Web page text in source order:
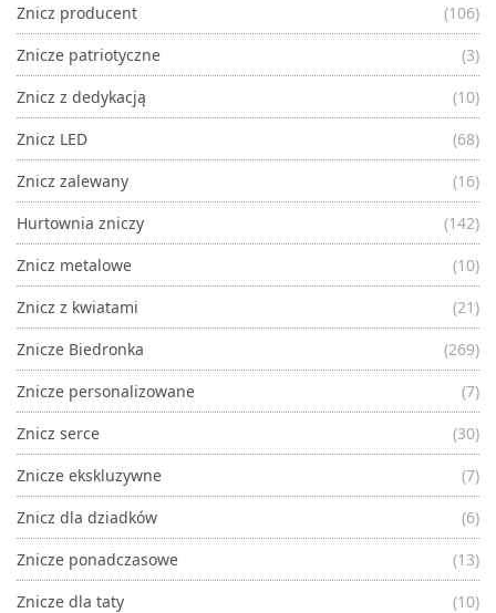
Znicz producent
(106)
Znicze patriotyczne
(3)
Znicz z dedykacją
(10)
Znicz LED
(68)
Znicz zalewany
(16)
Hurtownia zniczy
(142)
Znicz metalowe
(10)
Znicz z kwiatami
(21)
Znicze Biedronka
(269)
Znicze personalizowane
(7)
Znicz serce
(30)
Znicze ekskluzywne
(7)
Znicz dla dziadków
(6)
Znicze ponadczasowe
(13)
Znicze dla taty
(10)